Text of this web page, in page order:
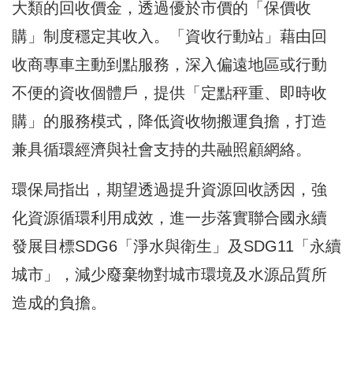
大類的回收價金，透過優於市價的「保價收
購」制度穩定其收入。「資收行動站」藉由回
收商專車主動到點服務，深入偏遠地區或行動
不便的資收個體戶，提供「定點秤重、即時收
購」的服務模式，降低資收物搬運負擔，打造
兼具循環經濟與社會支持的共融照顧網絡。
環保局指出，期望透過提升資源回收誘因，強
化資源循環利用成效，進一步落實聯合國永續
發展目標SDG6「淨水與衛生」及SDG11「永續
城市」，減少廢棄物對城市環境及水源品質所
造成的負擔。